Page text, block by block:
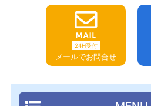
24H受付
メールでお問合せ